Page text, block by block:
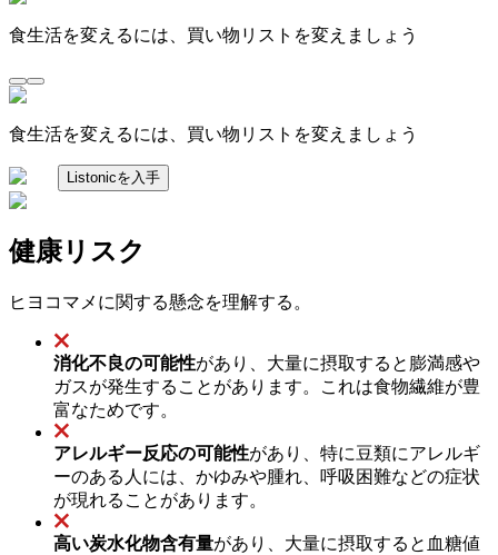
食生活を変えるには、買い物リストを変えましょう
食生活を変えるには、買い物リストを変えましょう
Listonicを入手
健康リスク
ヒヨコマメに関する懸念を理解する。
消化不良の可能性があり、大量に摂取すると膨満感や
ガスが発生することがあります。これは食物繊維が豊
富なためです。
アレルギー反応の可能性があり、特に豆類にアレルギ
ーのある人には、かゆみや腫れ、呼吸困難などの症状
が現れることがあります。
高い炭水化物含有量があり、大量に摂取すると血糖値